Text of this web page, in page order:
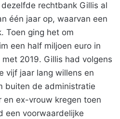
rechtbank Gillis al
één jaar op, waarvan een
Toen ging het om
een half miljoen euro in
2019. Gillis had volgens
vijf jaar lang willens en
buiten de administratie
en ex-vrouw kregen toen
een voorwaardelijke